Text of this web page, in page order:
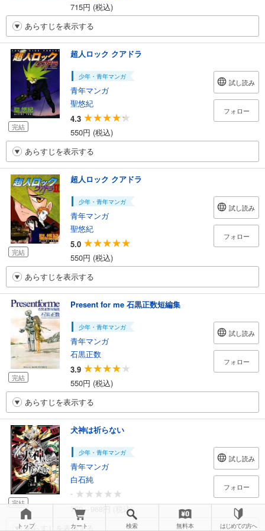
715円 (税込)
あらすじを表示する
完結
超人ロック クアドラ
少年・青年マンガ
青年マンガ
聖悠紀
4.3
550円 (税込)
試し読み
フォロー
あらすじを表示する
完結
超人ロック クアドラ
少年・青年マンガ
青年マンガ
聖悠紀
5.0
550円 (税込)
試し読み
フォロー
あらすじを表示する
完結
Present for me 石黒正数短編集
少年・青年マンガ
青年マンガ
石黒正数
3.9
550円 (税込)
試し読み
フォロー
あらすじを表示する
完結
犬神は祈らない
少年・青年マンガ
青年マンガ
白石純
-
759～968円 (税込)
試し読み
フォロー
あらすじを表示する
トップ カート 検索 無料本 はじめての方へ